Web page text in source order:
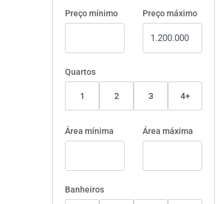
Preço mínimo Preço máximo
Quartos
1 2 3 4+
Área mínima Área máxima
Banheiros